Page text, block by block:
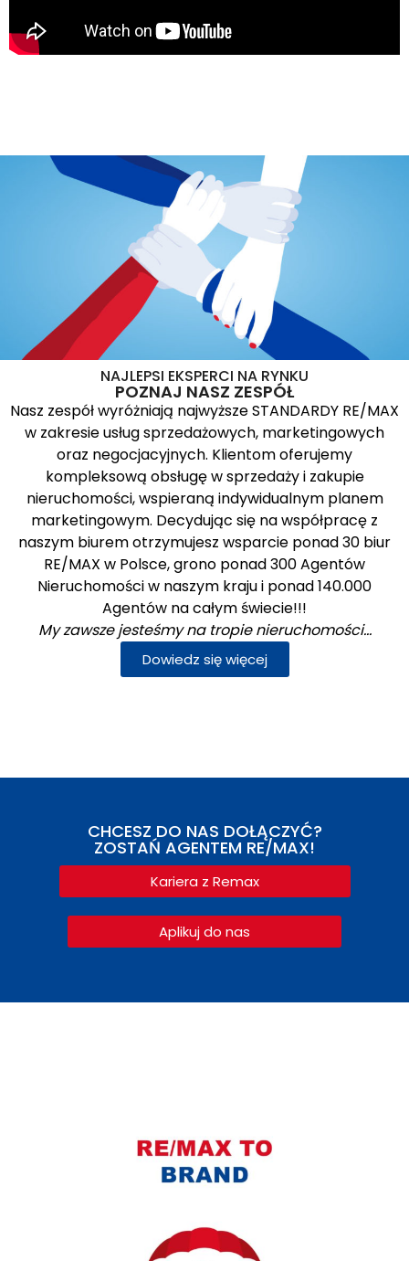
NAJLEPSI EKSPERCI NA RYNKU
POZNAJ NASZ ZESPÓŁ
Nasz zespół wyróżniają najwyższe STANDARDY RE/MAX
w zakresie usług sprzedażowych, marketingowych
oraz negocjacyjnych. Klientom oferujemy
kompleksową obsługę w sprzedaży i zakupie
nieruchomości, wspieraną indywidualnym planem
marketingowym. Decydując się na współpracę z
naszym biurem otrzymujesz wsparcie ponad 30 biur
RE/MAX w Polsce, grono ponad 300 Agentów
Nieruchomości w naszym kraju i ponad 140.000
Agentów na całym świecie!!!
My zawsze jesteśmy na tropie nieruchomości…
Dowiedz się więcej
CHCESZ DO NAS DOŁĄCZYĆ?
ZOSTAŃ AGENTEM RE/MAX!
Kariera z Remax
Aplikuj do nas